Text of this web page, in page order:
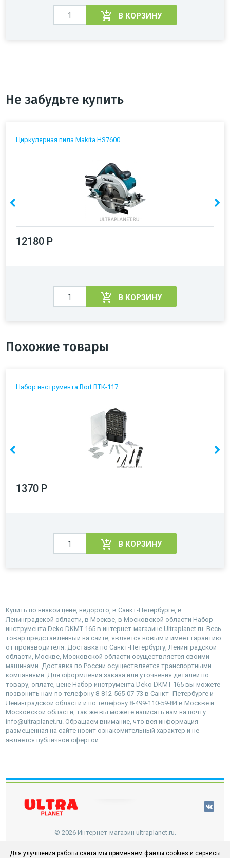
В КОРЗИНУ
Не забудьте купить
Циркулярная пила Makita HS7600
12180 Р
В КОРЗИНУ
Похожие товары
Набор инструмента Bort BTK-117
1370 Р
В КОРЗИНУ
Купить по низкой цене, недорого, в Санкт-Петербурге, в
Ленинградской области, в Москве, в Московской области Набор
инструмента Deko DKMT 165 в интернет-магазине Ultraplanet.ru. Весь
товар представленный на сайте, является новым и имеет гарантию
от производителя. Доставка по Санкт-Петербургу, Ленинградской
области, Москве, Московской области осуществляется своими
машинами. Доставка по России осуществляется транспортными
компаниями. Для оформления заказа или уточнения деталей по
товару, оплате, цене Набор инструмента Deko DKMT 165 вы можете
позвонить нам по телефону 8-812-565-07-73 в Санкт- Петербурге и
Ленинградской области и по телефону 8-499-110-59-84 в Москве и
Московской области, так же вы можете написать нам на почту
info@ultraplanet.ru. Обращаем внимание, что вся информация
размещенная на сайте носит ознакомительный характер и не
является публичной офертой.
© 2026 Интернет-магазин ultraplanet.ru.
наверх
Для улучшения работы сайта мы применяем файлы cookies и сервисы